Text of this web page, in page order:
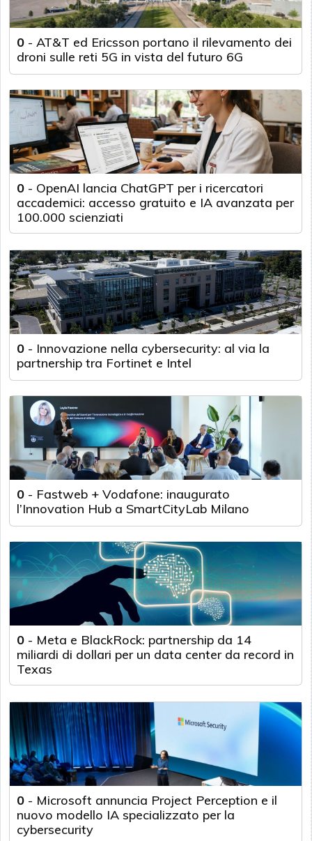
0 - AT&T ed Ericsson portano il rilevamento dei
droni sulle reti 5G in vista del futuro 6G
0 - OpenAI lancia ChatGPT per i ricercatori
accademici: accesso gratuito e IA avanzata per
100.000 scienziati
0 - Innovazione nella cybersecurity: al via la
partnership tra Fortinet e Intel
0 - Fastweb + Vodafone: inaugurato
l’Innovation Hub a SmartCityLab Milano
0 - Meta e BlackRock: partnership da 14
miliardi di dollari per un data center da record in
Texas
0 - Microsoft annuncia Project Perception e il
nuovo modello IA specializzato per la
cybersecurity